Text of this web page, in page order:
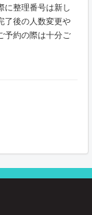
に整理番号は新し
了後の人数変更や
予約の際は十分ご